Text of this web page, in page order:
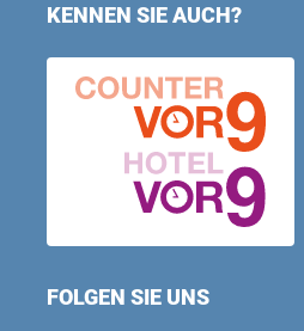
KENNEN SIE AUCH?
FOLGEN SIE UNS